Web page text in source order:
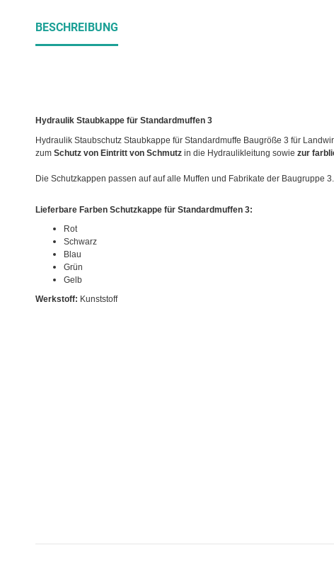
BESCHREIBUNG
Hydraulik Staubkappe für Standardmuffen 3
Hydraulik Staubschutz Staubkappe für Standardmuffe Baugröße 3 für
zum Schutz von Eintritt von Schmutz in die Hydraulikleitung sowie zur
Die Schutzkappen passen auf auf alle Muffen und Fabrikate der Baugruppe 3.
Lieferbare Farben Schutzkappe für Standardmuffen 3:
Rot
Schwarz
Blau
Grün
Gelb
Werkstoff: Kunststoff